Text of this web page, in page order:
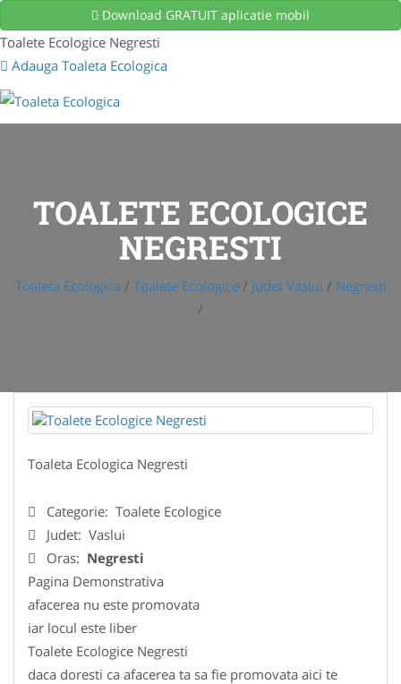
Download GRATUIT aplicatie mobil
Toalete Ecologice Negresti
Adauga Toaleta Ecologica
TOALETE ECOLOGICE
NEGRESTI
Toaleta Ecologica / Toalete Ecologice/ Judet Vaslui / Negresti
/
Toaleta Ecologica Negresti
Categorie: Toalete Ecologice
Judet: Vaslui
Oras: Negresti
Pagina Demonstrativa
afacerea nu este promovata
iar locul este liber
Toalete Ecologice Negresti
daca doresti ca afacerea ta sa fie promovata aici te